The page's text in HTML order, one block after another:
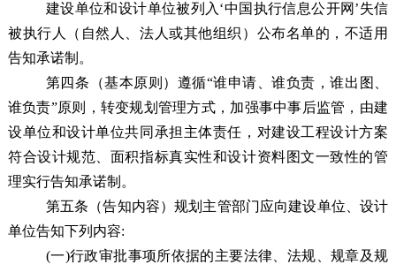
建设单位和设计单位被列入‘中国执行信息公开网’失信
被执行人（自然人、法人或其他组织）公布名单的，不适用
告知承诺制。
第四条 （基本原则） 遵循“谁申请、谁负责，谁出图、
谁负责”原则，转变规划管理方式，加强事中事后监管，由建
设单位和设计单位共同承担主体责任，对建设工程设计方案
符合设计规范、面积指标真实性和设计资料图文一致性的管
理实行告知承诺制。
第五条（告知内容）规划主管部门应向建设单位、设计
单位告知下列内容:
(一)行政审批事项所依据的主要法律、法规、规章及规